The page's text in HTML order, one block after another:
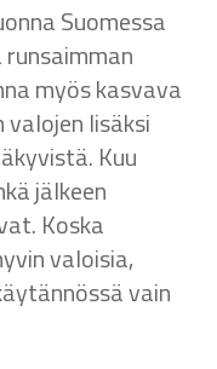
Suomessa
myös kasvava
lisäksi
Kuu
jälkeen
Koska
valoisia,
vain